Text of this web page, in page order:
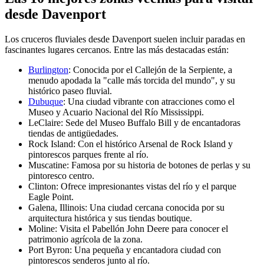
desde Davenport
Los cruceros fluviales desde Davenport suelen incluir paradas en
fascinantes lugares cercanos. Entre las más destacadas están:
Burlington: Conocida por el Callejón de la Serpiente, a
menudo apodada la "calle más torcida del mundo", y su
histórico paseo fluvial.
Dubuque: Una ciudad vibrante con atracciones como el
Museo y Acuario Nacional del Río Mississippi.
LeClaire: Sede del Museo Buffalo Bill y de encantadoras
tiendas de antigüedades.
Rock Island: Con el histórico Arsenal de Rock Island y
pintorescos parques frente al río.
Muscatine: Famosa por su historia de botones de perlas y su
pintoresco centro.
Clinton: Ofrece impresionantes vistas del río y el parque
Eagle Point.
Galena, Illinois: Una ciudad cercana conocida por su
arquitectura histórica y sus tiendas boutique.
Moline: Visita el Pabellón John Deere para conocer el
patrimonio agrícola de la zona.
Port Byron: Una pequeña y encantadora ciudad con
pintorescos senderos junto al río.